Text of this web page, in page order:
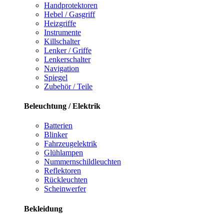
Handprotektoren
Hebel / Gasgriff
Heizgriffe
Instrumente
Killschalter
Lenker / Griffe
Lenkerschalter
Navigation
Spiegel
Zubehör / Teile
Beleuchtung / Elektrik
Batterien
Blinker
Fahrzeugelektrik
Glühlampen
Nummernschildleuchten
Reflektoren
Rückleuchten
Scheinwerfer
Bekleidung